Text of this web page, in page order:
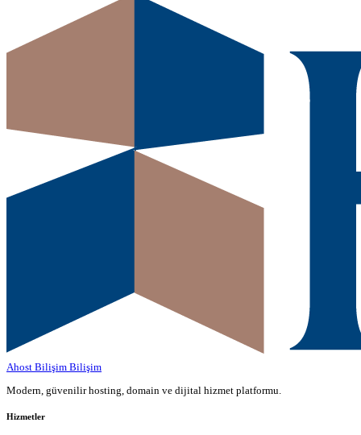
Ahost Bilişim Bilişim
Modern, güvenilir hosting, domain ve dijital hizmet platformu.
Hizmetler